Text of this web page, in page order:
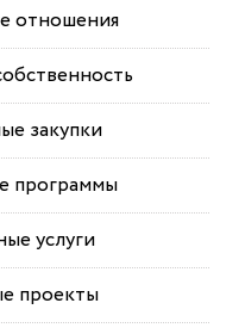
отношения
закупки
программы
услуги
проекты